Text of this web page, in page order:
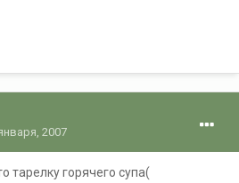
2007
тарелку горячего супа(